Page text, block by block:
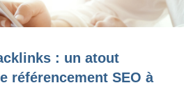
: un atout
référencement SEO à